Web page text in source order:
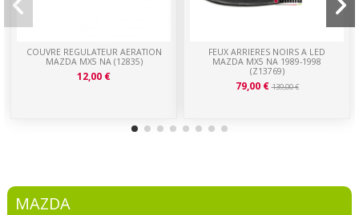
COUVRE REGULATEUR AERATION
MAZDA MX5 NA (12835)
12,00 €
FEUX ARRIERES NOIRS A LED
MAZDA MX5 NA 1989-1998
(Z13769)
79,00 €139,00 €
MAZDA